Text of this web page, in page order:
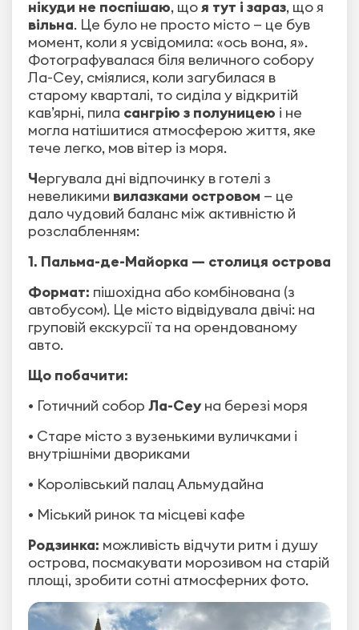
нікуди не поспішаю, щоя тут і зараз, що я
вільна. Це було не просто місто — це був
момент, коли я усвідомила: «ось вона, я».
Фотографувалася біля величного собору
Ла-Сеу, сміялися, коли загубилася в
старому кварталі, то сиділа у відкритій
кав’ярні, пила сангрію з полуницею і не
могла натішитися атмосферою життя, яке
тече легко, мов вітер із моря.
Чергувала дні відпочинку в готелі з
невеликими вилазками островом — це
дало чудовий баланс між активністю й
розслабленням:
1. Пальма-де-Майорка — столиця острова
Формат: пішохідна або комбінована (з
автобусом). Це місто відвідувала двічі: на
груповій екскурсії та на орендованому
авто.
Що побачити:
• Готичний собор Ла-Сеуна березі моря
• Старе місто з вузенькими вуличками і
внутрішніми двориками
• Королівський палац Альмудайна
• Міський ринок та місцеві кафе
Родзинка: можливість відчути ритм і душу
острова, посмакувати морозивом на старій
площі, зробити сотні атмосферних фото.